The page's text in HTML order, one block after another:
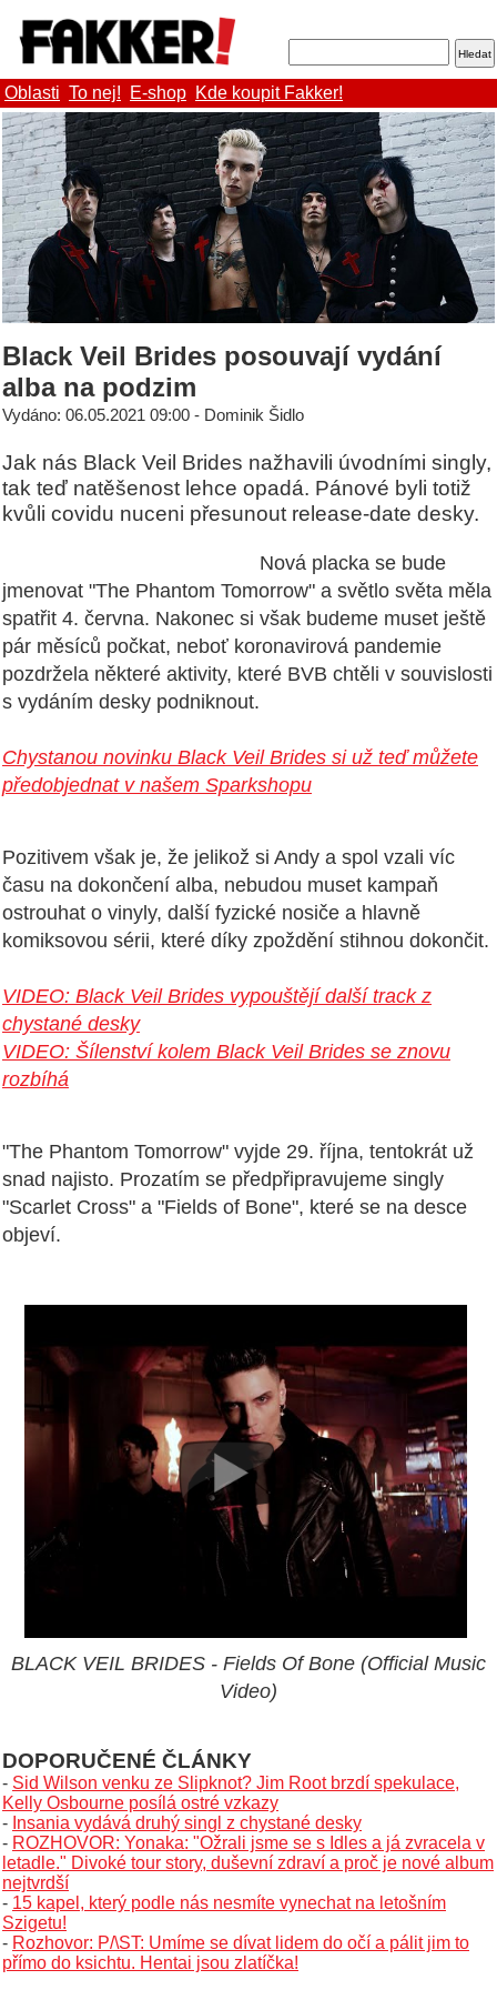
Oblasti To nej! E-shop Kde koupit Fakker!
Black Veil Brides posouvají vydání
alba na podzim
Vydáno: 06.05.2021 09:00 - Dominik Šidlo
Jak nás Black Veil Brides nažhavili úvodními singly,
tak teď natěšenost lehce opadá. Pánové byli totiž
kvůli covidu nuceni přesunout release-date desky.
Nová placka se bude
jmenovat "The Phantom Tomorrow" a světlo světa měla
spatřit 4. června. Nakonec si však budeme muset ještě
pár měsíců počkat, neboť koronavirová pandemie
pozdržela některé aktivity, které BVB chtěli v souvislosti
s vydáním desky podniknout.
Chystanou novinku Black Veil Brides si už teď můžete
předobjednat v našem Sparkshopu
Pozitivem však je, že jelikož si Andy a spol vzali víc
času na dokončení alba, nebudou muset kampaň
ostrouhat o vinyly, další fyzické nosiče a hlavně
komiksovou sérii, které díky zpoždění stihnou dokončit.
VIDEO: Black Veil Brides vypouštějí další track z
chystané desky
VIDEO: Šílenství kolem Black Veil Brides se znovu
rozbíhá
"The Phantom Tomorrow" vyjde 29. října, tentokrát už
snad najisto. Prozatím se předpřipravujeme singly
"Scarlet Cross" a "Fields of Bone", které se na desce
objeví.
BLACK VEIL BRIDES - Fields Of Bone (Official Music
Video)
DOPORUČENÉ ČLÁNKY
- Sid Wilson venku ze Slipknot? Jim Root brzdí spekulace,
Kelly Osbourne posílá ostré vzkazy
- Insania vydává druhý singl z chystané desky
- ROZHOVOR: Yonaka: "Ožrali jsme se s Idles a já zvracela v
letadle." Divoké tour story, duševní zdraví a proč je nové album
nejtvrdší
- 15 kapel, který podle nás nesmíte vynechat na letošním
Szigetu!
- Rozhovor: P/\ST: Umíme se dívat lidem do očí a pálit jim to
přímo do ksichtu. Hentai jsou zlatíčka!